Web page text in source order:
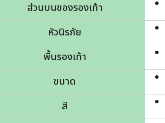
ส่วนบนของรองเท้า
หัวนิรภัย
พื้นรองเท้า
ขนาด
สี